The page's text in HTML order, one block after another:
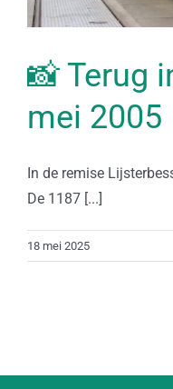
📸 Terug
mei 2005
In de remise
De 1187 [...]
18 mei 2025